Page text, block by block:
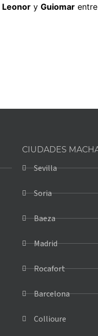
Leonor y Guiomar
CIUDADES
Sevilla
Soria
Baeza
Madrid
Rocafort
Barcelona
Collioure